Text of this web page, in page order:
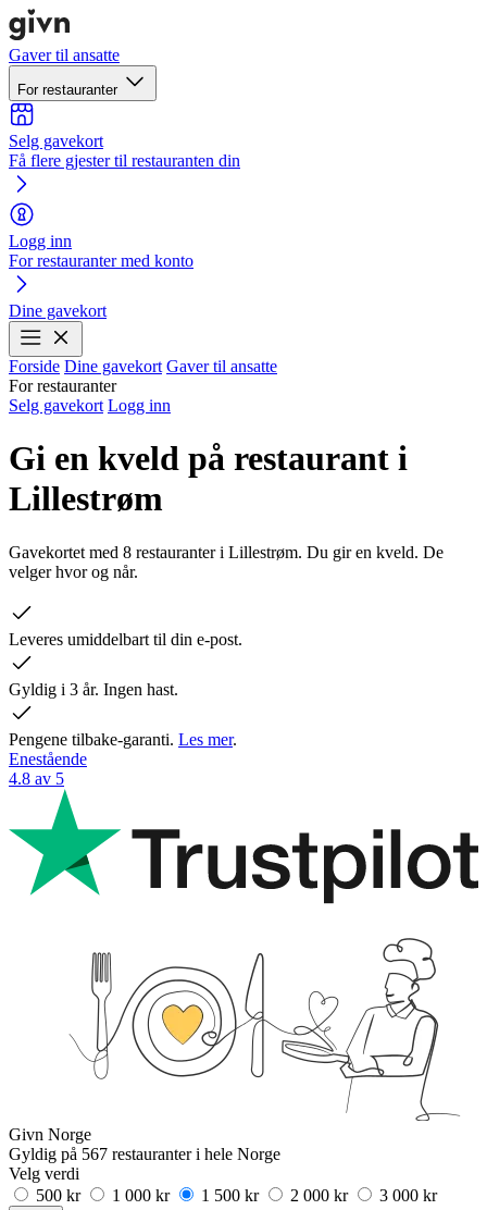
Gaver til ansatte
For restauranter
Selg gavekort
Få flere gjester til restauranten din
Logg inn
For restauranter med konto
Dine gavekort
Forside Dine gavekort Gaver til ansatte
For restauranter
Selg gavekort Logg inn
Gi en kveld på restaurant i
Lillestrøm
Gavekortet med 8 restauranter i Lillestrøm. Du gir en kveld. De
velger hvor og når.
Leveres umiddelbart til din e-post.
Gyldig i 3 år. Ingen hast.
Pengene tilbake-garanti. Les mer.
Enestående
4.8 av 5
Givn Norge
Gyldig på 567 restauranter i hele Norge
Velg verdi
500 kr
1 000 kr 1 500 kr 2 000 kr 3 000 kr